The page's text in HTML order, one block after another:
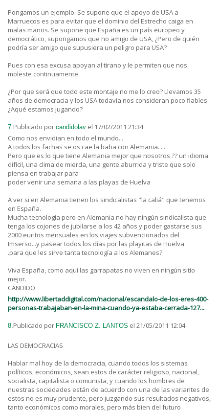
Pongamos un ejemplo. Se supone que el apoyo de USA a
Marruecos es para evitar que el dominio del Estrecho caiga en
malas manos. Se supone que España es un país europeo y
democrático, supongamos que no amigo de USA, ¿Pero de quién
podría ser amigo que supusiera un peligro para USA?
Pues con esa excusa apoyan al tirano y le permiten que nos
moleste continuamente.
¿Por que será que todo este montaje no me lo creo? Llevamos 35
años de democracia y los USA todavía nos consideran poco fiables.
¿Aqué estamos jugando?
7.Publicado por candidolav el 17/02/2011 21:34
Como nos envidian en todo el mundo...
A todos los fachas se os cae la baba con Alemania.....
Pero que es lo que tiene Alemania mejor que nosotros ?? un idioma
difícil, una clima de mierda, una gente aburrida y triste que solo
piensa en trabajar para
poder venir una semana a las playas de Huelva
A ver si en Alemania tienen los sindicalistas "la caliá" que tenemos
en España.
Mucha tecnología pero en Alemania no hay ningún sindicalista que
tenga los cojones de jubilarse a los 42 años y poder gastarse sus
2000 euritos mensuales en los viajes subvencionados del
Imserso...y pasear todos los días por las playitas de Huelva
.para que les sirve tanta tecnología a los Alemanes?
Viva España, como aquí las garrapatas no viven en ningún sitio
mejor.
CANDIDO
http://www.libertaddigital.com/nacional/escandalo-de-los-eres-400-
personas-trabajaban-en-la-mina-cuando-ya-estaba-cerrada-127...
8.Publicado por FRANCISCO Z. LANTOS el 21/05/2011 12:04
LAS DEMOCRACIAS
Hablar mal hoy de la democracia, cuando todos los sistemas
políticos, económicos, sean estos de carácter religioso, nacional,
socialista, capitalista o comunista, y cuando los hombres de
nuestras sociedades están de acuerdo con una de las variantes de
estos no es muy prudente, pero juzgando sus resultados negativos,
tanto económicos como morales, pero más bien del futuro